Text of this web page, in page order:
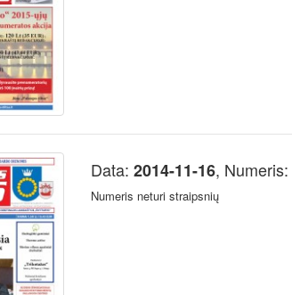
Data: 2014-11-16, Numeris:
Numeris neturi straipsnių